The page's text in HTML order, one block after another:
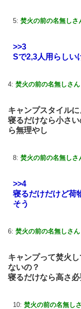
5: 焚火の前の名無しさ
>>3
Sで2,3人用らしい
4: 焚火の前の名無しさん
キャンプスタイル
寝るだけなら小さ
ら無理やし
8: 焚火の前の名無しさ
>>4
寝るだけだけど荷
そう
6: 焚火の前の名無しさん
キャンプって焚火
ないの？
寝るだけなら高さ必
10: 焚火の前の名無し